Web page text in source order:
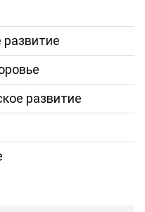
развитие